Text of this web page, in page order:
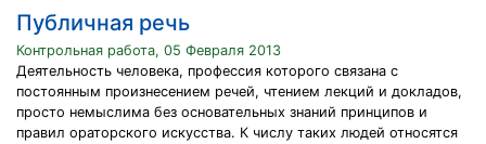
Публичная речь
Контрольная работа, 05 Февраля 2013
Деятельность человека, профессия которого связана с
постоянным произнесением речей, чтением лекций и докладов,
просто немыслима без основательных знаний принципов и
правил ораторского искусства. К числу таких людей относятся